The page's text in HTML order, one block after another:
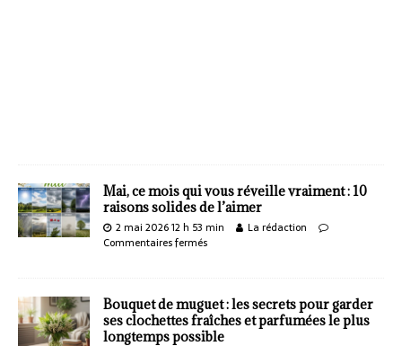
Mai, ce mois qui vous réveille vraiment : 10
raisons solides de l’aimer
2 mai 2026 12 h 53 min
La rédaction
Commentaires fermés
Bouquet de muguet : les secrets pour garder
ses clochettes fraîches et parfumées le plus
longtemps possible